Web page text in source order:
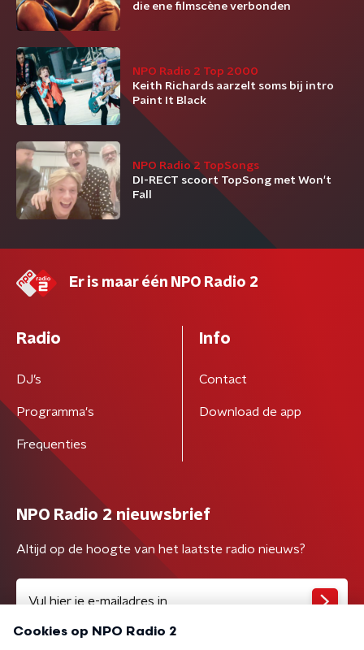
die ene filmscène verbonden
NPO Radio 2 Top 2000
Keith Richards aarzelt soms bij intro
Paint It Black
NPO Radio 2 TopSongs
DI-RECT scoort TopSong met Won't
Fall
Er is maar één NPO Radio 2
Radio
DJ’s
Programma's
Frequenties
Info
Contact
Download de app
NPO Radio 2 nieuwsbrief
Altijd op de hoogte van het laatste radio nieuws?